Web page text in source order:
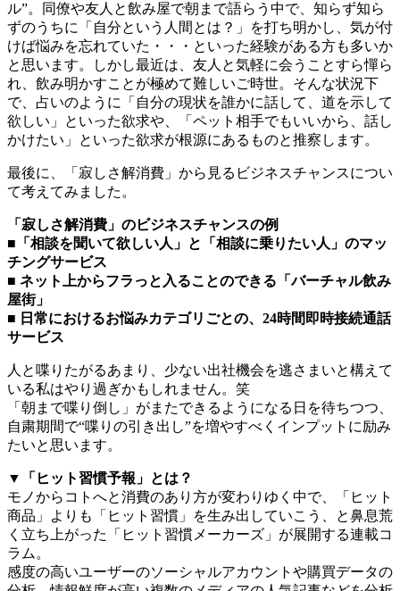
ル”。同僚や友人と飲み屋で朝まで語らう中で、知らず知ら
ずのうちに「自分という人間とは？」を打ち明かし、気が付
けば悩みを忘れていた・・・といった経験がある方も多いか
と思います。しかし最近は、友人と気軽に会うことすら憚ら
れ、飲み明かすことが極めて難しいご時世。そんな状況下
で、占いのように「自分の現状を誰かに話して、道を示して
欲しい」といった欲求や、「ペット相手でもいいから、話し
かけたい」といった欲求が根源にあるものと推察します。
最後に、「寂しさ解消費」から見るビジネスチャンスについ
て考えてみました。
「寂しさ解消費」のビジネスチャンスの例
■「相談を聞いて欲しい人」と「相談に乗りたい人」のマッ
チングサービス
■ ネット上からフラっと入ることのできる「バーチャル飲み
屋街」
■ 日常におけるお悩みカテゴリごとの、24時間即時接続通話
サービス
人と喋りたがるあまり、少ない出社機会を逃さまいと構えて
いる私はやり過ぎかもしれません。笑
「朝まで喋り倒し」がまたできるようになる日を待ちつつ、
自粛期間で“喋りの引き出し”を増やすべくインプットに励み
たいと思います。
▼「ヒット習慣予報」とは？
モノからコトへと消費のあり方が変わりゆく中で、「ヒット
商品」よりも「ヒット習慣」を生み出していこう、と鼻息荒
く立ち上がった「ヒット習慣メーカーズ」が展開する連載コ
ラム。
感度の高いユーザーのソーシャルアカウントや購買データの